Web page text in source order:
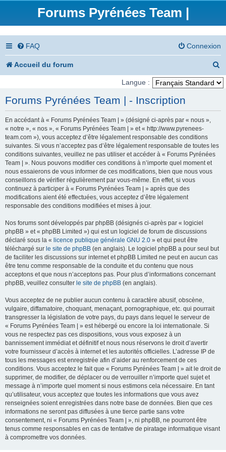
Forums Pyrénées Team |
FAQ Connexion
Accueil du forum
e
h
Langue :
Forums Pyrénées Team | - Inscription
En accédant à « Forums Pyrénées Team | » (désigné ci-après par « nous »,
« notre », « nos », « Forums Pyrénées Team | » et « http://www.pyrenees-
team.com »), vous acceptez d’être légalement responsable des conditions
suivantes. Si vous n’acceptez pas d’être légalement responsable de toutes les
conditions suivantes, veuillez ne pas utiliser et accéder à « Forums Pyrénées
Team | ». Nous pouvons modifier ces conditions à n’importe quel moment et
nous essaierons de vous informer de ces modifications, bien que nous vous
conseillons de vérifier régulièrement par vous-même. En effet, si vous
continuez à participer à « Forums Pyrénées Team | » après que des
modifications aient été effectuées, vous acceptez d’être légalement
responsable des conditions modifiées et mises à jour.
Nos forums sont développés par phpBB (désignés ci-après par « logiciel
phpBB » et « phpBB Limited ») qui est un logiciel de forum de discussions
déclaré sous la « licence publique générale GNU 2.0 » et qui peut être
téléchargé sur le site de phpBB (en anglais). Le logiciel phpBB a pour seul but
de faciliter les discussions sur internet et phpBB Limited ne peut en aucun cas
être tenu comme responsable de la conduite et du contenu que nous
acceptons et que nous n’acceptons pas. Pour plus d’informations concernant
phpBB, veuillez consulter le site de phpBB (en anglais).
Vous acceptez de ne publier aucun contenu à caractère abusif, obscène,
vulgaire, diffamatoire, choquant, menaçant, pornographique, etc. qui pourrait
transgresser la législation de votre pays, du pays dans lequel le serveur de
« Forums Pyrénées Team | » est hébergé ou encore la loi internationale. Si
vous ne respectez pas ces dispositions, vous vous exposez à un
bannissement immédiat et définitif et nous nous réservons le droit d’avertir
votre fournisseur d’accès à internet et les autorités officielles. L’adresse IP de
tous les messages est enregistrée afin d’aider au renforcement de ces
conditions. Vous acceptez le fait que « Forums Pyrénées Team | » ait le droit de
supprimer, de modifier, de déplacer ou de verrouiller n’importe quel sujet et
message à n’importe quel moment si nous estimons cela nécessaire. En tant
qu’utilisateur, vous acceptez que toutes les informations que vous avez
renseignées soient enregistrées dans notre base de données. Bien que ces
informations ne seront pas diffusées à une tierce partie sans votre
consentement, ni « Forums Pyrénées Team | », ni phpBB, ne pourront être
tenus comme responsables en cas de tentative de piratage informatique visant
à compromettre vos données.